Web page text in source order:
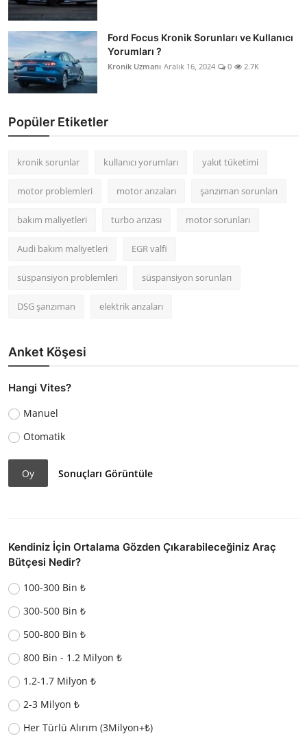
Ford Focus Kronik Sorunları ve Kullanıcı
Yorumları ?
Kronik Uzmanı Aralık 16, 2024 0 2.7K
Popüler Etiketler
kronik sorunlar kullanıcı yorumları yakıt tüketimi
motor problemleri motor arızaları şanzıman sorunları
bakım maliyetleri turbo arızası motor sorunları
Audi bakım maliyetleri EGR valfi
süspansiyon problemleri süspansiyon sorunları
DSG şanzıman elektrik arızaları
Anket Köşesi
Hangi Vites?
Manuel
Otomatik
Oy Sonuçları Görüntüle
Kendiniz İçin Ortalama Gözden Çıkarabileceğiniz Araç
Bütçesi Nedir?
100-300 Bin ₺
300-500 Bin ₺
500-800 Bin ₺
800 Bin - 1.2 Milyon ₺
1.2-1.7 Milyon ₺
2-3 Milyon ₺
Her Türlü Alırım (3Milyon+₺)